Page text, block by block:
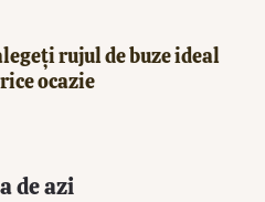
rujul de buze ideal
ocazie
de azi